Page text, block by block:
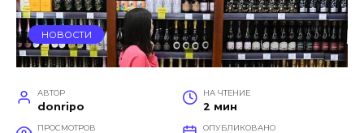
НОВОСТИ
АВТОР
donripo
НА ЧТЕНИЕ
2 мин
ПРОСМОТРОВ ОПУБЛИКОВАНО